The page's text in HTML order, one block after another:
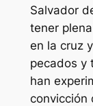
Salvador
tener
en la cruz
pecados y
han
convicción